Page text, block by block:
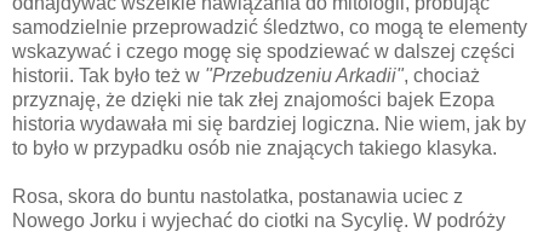
samodzielnie przeprowadzić śledztwo, co mogą te elementy
wskazywać i czego mogę się spodziewać w dalszej części
historii. Tak było też w "Przebudzeniu Arkadii", chociaż
przyznaję, że dzięki nie tak złej znajomości bajek Ezopa
historia wydawała mi się bardziej logiczna. Nie wiem, jak by
to było w przypadku osób nie znających takiego klasyka.
Rosa, skora do buntu nastolatka, postanawia uciec z
Nowego Jorku i wyjechać do ciotki na Sycylię. W podróży